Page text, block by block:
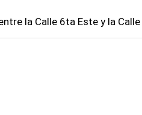
la Calle 6ta Este y la